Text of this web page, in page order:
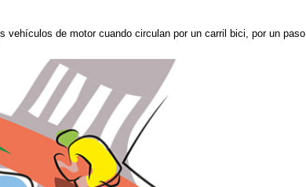
vehículos de motor cuando circulan por un carril bici, por un paso